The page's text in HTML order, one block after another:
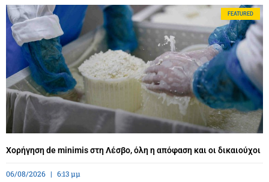
FEATURED
Χορήγηση de minimis στη Λέσβο, όλη η απόφαση και οι δικαιούχοι
06/08/2026 6:13 μμ